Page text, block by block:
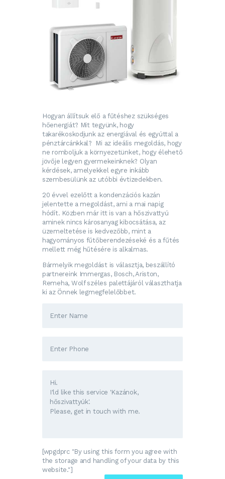
Hogyan állítsuk elő a fűtéshez szükséges
hőenergiát? Mit tegyünk, hogy
takarékoskodjunk az energiával és egyúttal a
pénztárcánkkal? Mi az ideális megoldás, hogy
ne romboljuk a környezetünket, hogy élehető
jövője legyen gyermekeinknek? Olyan
kérdések, amelyekkel egyre inkább
szembesülünk az utóbbi évtizedekben.
20 évvel ezelőtt a kondenzációs kazán
jelentette a megoldást, ami a mai napig
hódít. Közben már itt is van a hőszivattyú
aminek nincs károsanyag kibocsátása, az
üzemeltetése is kedvezőbb, mint a
hagyományos fűtőberendezéseké és a fűtés
mellett még hűtésére is alkalmas.
Bármelyik megoldást is választja, beszállító
partnereink Immergas, Bosch, Ariston,
Remeha, Wolf széles palettájáról választhatja
ki az Önnek legmegfelelőbbet.
[wpgdprc "By using this form you agree with
the storage and handling of your data by this
website."]